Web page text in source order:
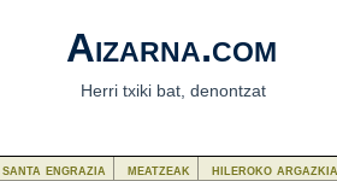
Aizarna.com
Herri txiki bat, denontzat
santa engrazia meatzeak hileroko